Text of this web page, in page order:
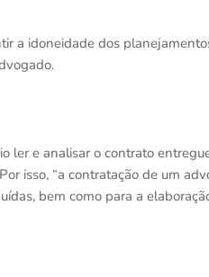
a idoneidade dos
ler e analisar o contrato
isso, “a contratação de um
bem como para a